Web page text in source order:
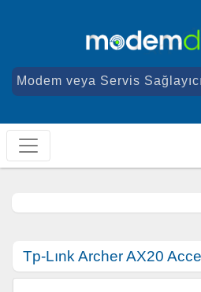
Tp-Lınk Archer AX20